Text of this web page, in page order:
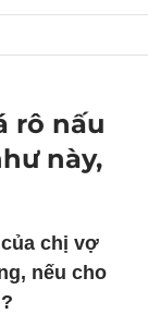
rô nấu
này,
chị vợ
nếu cho